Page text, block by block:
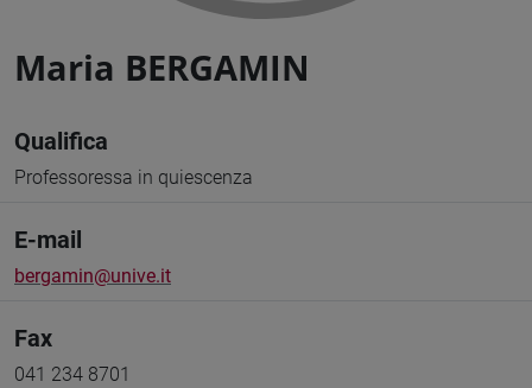
Maria BERGAMIN
Qualifica
Professoressa in quiescenza
E-mail
bergamin@unive.it
Fax
041 234 8701